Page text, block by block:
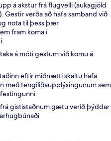
á akstur frá flugvelli (aukagjöld
Gestir verða að hafa samband við
nota til þess þær
fram koma í
á móti gestum við komu á
eftir miðnætti skaltu hafa
með tengiliðaupplýsingunum sem
gististaðnum gætu verið þýddar